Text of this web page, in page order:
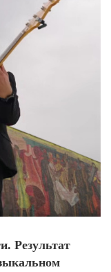
Результат